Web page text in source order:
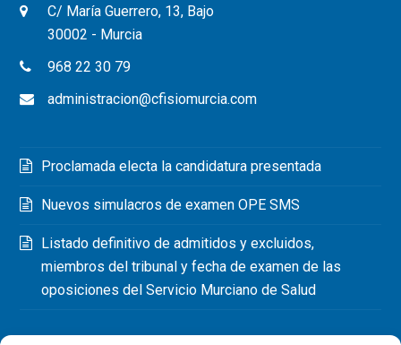
C/ María Guerrero, 13, Bajo
30002 - Murcia
968 22 30 79
administracion@cfisiomurcia.com
Proclamada electa la candidatura presentada
Nuevos simulacros de examen OPE SMS
Listado definitivo de admitidos y excluidos,
miembros del tribunal y fecha de examen de las
oposiciones del Servicio Murciano de Salud